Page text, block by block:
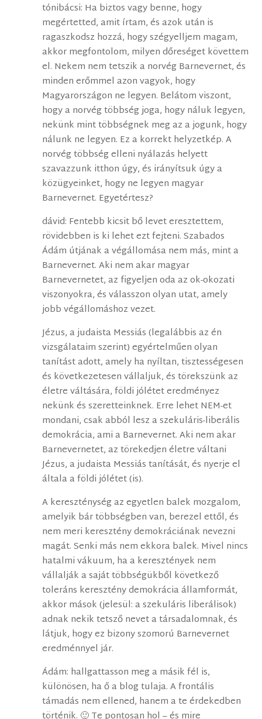
tónibácsi: Ha biztos vagy benne, hogy
megértetted, amit írtam, és azok után is
ragaszkodsz hozzá, hogy szégyelljem magam,
akkor megfontolom, milyen dőreséget követtem
el. Nekem nem tetszik a norvég Barnevernet, és
minden erőmmel azon vagyok, hogy
Magyarországon ne legyen. Belátom viszont,
hogy a norvég többség joga, hogy náluk legyen,
nekünk mint többségnek meg az a jogunk, hogy
nálunk ne legyen. Ez a korrekt helyzetkép. A
norvég többség elleni nyálazás helyett
szavazzunk itthon úgy, és irányítsuk úgy a
közügyeinket, hogy ne legyen magyar
Barnevernet. Egyetértesz?
dávid: Fentebb kicsit bő levet eresztettem,
rövidebben is ki lehet ezt fejteni. Szabados
Ádám útjának a végállomása nem más, mint a
Barnevernet. Aki nem akar magyar
Barnevernetet, az figyeljen oda az ok-okozati
viszonyokra, és válasszon olyan utat, amely
jobb végállomáshoz vezet.
Jézus, a judaista Messiás (legalábbis az én
vizsgálataim szerint) egyértelműen olyan
tanítást adott, amely ha nyíltan, tisztességesen
és következetesen vállaljuk, és törekszünk az
életre váltására, földi jólétet eredményez
nekünk és szeretteinknek. Erre lehet NEM-et
mondani, csak abból lesz a szekuláris-liberális
demokrácia, ami a Barnevernet. Aki nem akar
Barnevernetet, az törekedjen életre váltani
Jézus, a judaista Messiás tanítását, és nyerje el
általa a földi jólétet (is).
A kereszténység az egyetlen balek mozgalom,
amelyik bár többségben van, berezel ettől, és
nem meri keresztény demokráciának nevezni
magát. Senki más nem ekkora balek. Mivel nincs
hatalmi vákuum, ha a keresztények nem
vállalják a saját többségükből következő
toleráns keresztény demokrácia államformát,
akkor mások (jelesül: a szekuláris liberálisok)
adnak nekik tetsző nevet a társadalomnak, és
látjuk, hogy ez bizony szomorú Barnevernet
eredménnyel jár.
Ádám: hallgattasson meg a másik fél is,
különösen, ha ő a blog tulaja. A frontális
támadás nem ellened, hanem a te érdekedben